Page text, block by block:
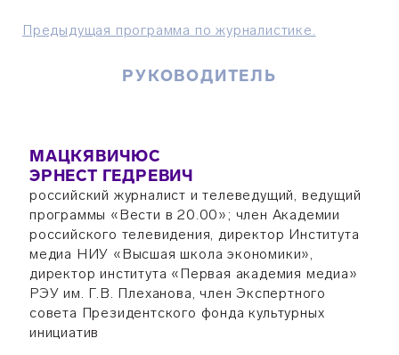
Предыдущая программа по журналистике.
РУКОВОДИТЕЛЬ
МАЦКЯВИЧЮС
ЭРНЕСТ ГЕДРЕВИЧ
российский журналист и телеведущий, ведущий
программы «Вести в 20.00»; член Академии
российского телевидения, директор Института
медиа НИУ «Высшая школа экономики»,
директор института «Первая академия медиа»
РЭУ им. Г.В. Плеханова, член Экспертного
совета Президентского фонда культурных
инициатив